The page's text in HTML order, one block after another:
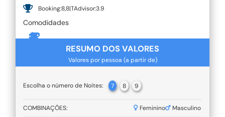
Booking:8,8|TAdvisor:3.9
Comodidades
RESUMO DOS VALORES
Valores por pessoa (a partir de)
Escolha o número de Noites: 7 8 9
COMBINAÇÕES: Feminino Masculino